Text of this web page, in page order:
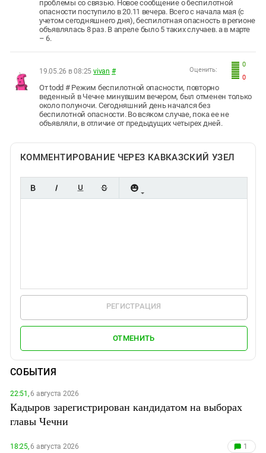
проблемы со связью. Новое сообщение о беспилотной
опасности поступило в 20.11 вечера. Всего с начала мая (с
учетом сегодняшнего дня), беспилотная опасность в регионе
объявлялась 8 раз. В апреле было 5 таких случаев. а в марте
– 6.
0
0
Оценить:
19.05.26 в 08:25 vivan #
От todd # Режим беспилотной опасности, повторно
веденный в Чечне минувшим вечером, был отменен только
около полуночи. Сегодняшний день начался без
беспилотной опасности. Во всяком случае, пока ее не
объявляли, в отличие от предыдущих четырех дней.
КОММЕНТИРОВАНИЕ ЧЕРЕЗ КАВКАЗСКИЙ УЗЕЛ
РЕГИСТРАЦИЯ
ОТМЕНИТЬ
СОБЫТИЯ
22:51,6 августа 2026
Кадыров зарегистрирован кандидатом на выборах
главы Чечни
18:25,6 августа 2026 1